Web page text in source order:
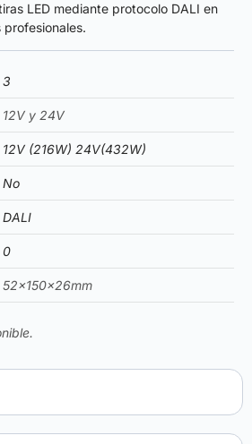
LED mediante protocolo DALI en
profesionales.
3
12V y 24V
12V (216W) 24V(432W)
No
DALI
0
52x150x26mm